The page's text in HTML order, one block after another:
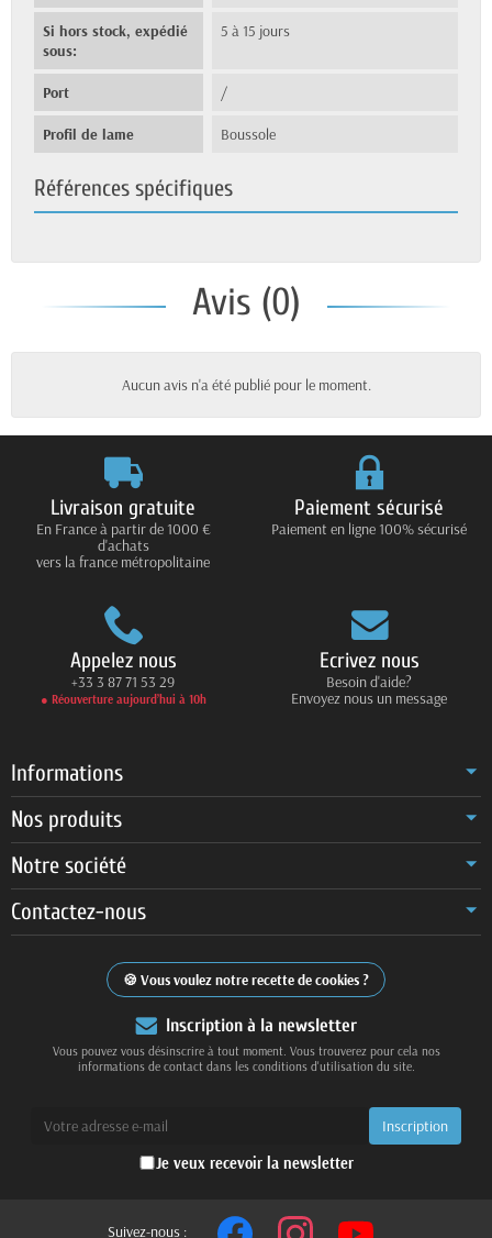
Si hors stock, expédié
sous:
5 à 15 jours
Port /
Profil de lame Boussole
Références spécifiques
Avis (0)
Aucun avis n'a été publié pour le moment.
Livraison gratuite
En France à partir de 1000 €
d'achats
vers la france métropolitaine
Paiement sécurisé
Paiement en ligne 100% sécurisé
Appelez nous
+33 3 87 71 53 29
● Réouverture aujourd’hui à 10h
Ecrivez nous
Besoin d'aide?
Envoyez nous un message
Informations
Nos produits
Notre société
Contactez-nous
Vous voulez notre recette de cookies ?
Inscription à la newsletter
Vous pouvez vous désinscrire à tout moment. Vous trouverez pour cela nos
informations de contact dans les conditions d'utilisation du site.
Je veux recevoir la newsletter
Suivez-nous :